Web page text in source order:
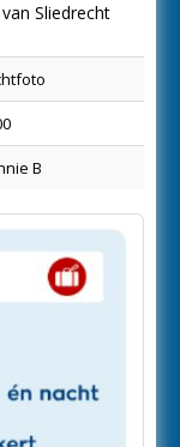
Sliedrecht
B